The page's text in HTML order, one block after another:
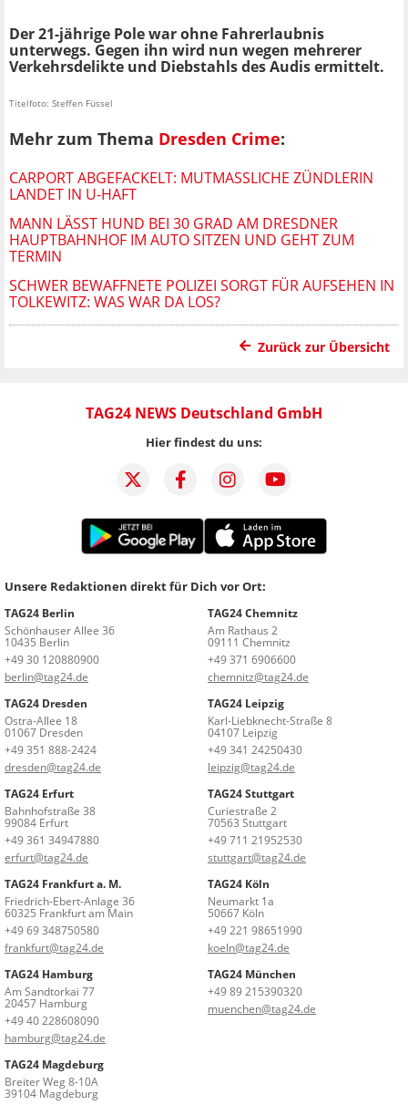
Der 21-jährige Pole war ohne Fahrerlaubnis
unterwegs. Gegen ihn wird nun wegen mehrerer
Verkehrsdelikte und Diebstahls des Audis ermittelt.
Titelfoto: Steffen Füssel
Mehr zum Thema Dresden Crime:
CARPORT ABGEFACKELT: MUTMASSLICHE ZÜNDLERIN L
ANDET IN U-HAFT
MANN LÄSST HUND BEI 30 GRAD AM DRESDNER
HAUPTBAHNHOF IM AUTO SITZEN UND GEHT ZUM
TERMIN
SCHWER BEWAFFNETE POLIZEI SORGT FÜR AUFSEHEN IN
TOLKEWITZ: WAS WAR DA LOS?
Zurück zur Übersicht
TAG24 NEWS Deutschland GmbH
Hier findest du uns:
Unsere Redaktionen direkt für Dich vor Ort:
TAG24 Berlin
Schönhauser Allee 36
10435 Berlin
+49 30 120880900
berlin@tag24.de
TAG24 Chemnitz
Am Rathaus 2
09111 Chemnitz
+49 371 6906600
chemnitz@tag24.de
TAG24 Dresden
Ostra-Allee 18
01067 Dresden
+49 351 888-2424
dresden@tag24.de
TAG24 Leipzig
Karl-Liebknecht-Straße 8
04107 Leipzig
+49 341 24250430
leipzig@tag24.de
TAG24 Erfurt
Bahnhofstraße 38
99084 Erfurt
+49 361 34947880
erfurt@tag24.de
TAG24 Stuttgart
Curiestraße 2
70563 Stuttgart
+49 711 21952530
stuttgart@tag24.de
TAG24 Frankfurt a. M.
Friedrich-Ebert-Anlage 36
60325 Frankfurt am Main
+49 69 348750580
frankfurt@tag24.de
TAG24 Köln
Neumarkt 1a
50667 Köln
+49 221 98651990
koeln@tag24.de
TAG24 Hamburg
Am Sandtorkai 77
20457 Hamburg
+49 40 228608090
hamburg@tag24.de
TAG24 München
+49 89 215390320
muenchen@tag24.de
TAG24 Magdeburg
Breiter Weg 8-10A
39104 Magdeburg